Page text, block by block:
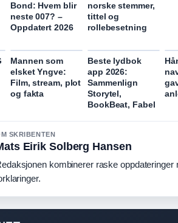
Bond: Hvem blir
neste 007? –
Oppdatert 2026
norske stemmer,
tittel og
rollebesetning
Mannen som
elsket Yngve:
Film, stream, plot
og fakta
Beste lydbok
app 2026:
Sammenlign
Storytel,
BookBeat, Fabel
SKRIBENTEN
Eirik Solberg Hansen
kombinerer raske oppdateringer